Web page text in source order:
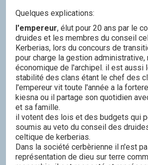
Quelques explications:
l'empereur, élut pour 20 ans par le
druides et les membres du conseil
Kerberias, lors du concours de
pour charge la gestion
économique de l'archipel. il est aussi
stabilité des clans étant le chef des
l'empereur vit toute l'année a la
kiesna ou il partage son quotidien
et sa famille.
il votent des lois et des budgets qui
soumis au veto du conseil des
celtique de kerberias.
Dans la société cerbèrienne il n'est
représentation de dieu sur terre